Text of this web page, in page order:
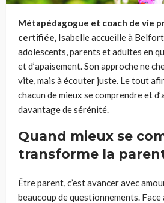
Métapédagogue et coach de vie
certifiée, Isabelle accueille à
adolescents, parents et adultes en
et d’apaisement. Son approche ne
vite, mais à écouter juste. Le tout
chacun de mieux se comprendre et
davantage de sérénité.
Quand mieux se
transforme la
Être parent, c’est avancer avec
beaucoup de questionnements.